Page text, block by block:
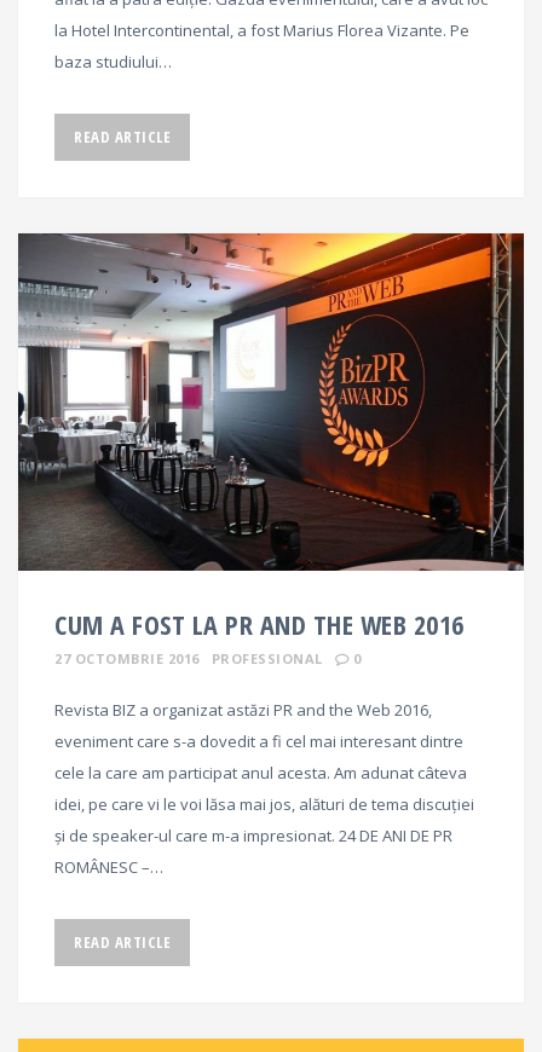
la Hotel Intercontinental, a fost Marius Florea Vizante. Pe
baza studiului…
READ ARTICLE
CUM A FOST LA PR AND THE WEB 2016
27 OCTOMBRIE 2016 PROFESSIONAL 0
Revista BIZ a organizat astăzi PR and the Web 2016,
eveniment care s-a dovedit a fi cel mai interesant dintre
cele la care am participat anul acesta. Am adunat câteva
idei, pe care vi le voi lăsa mai jos, alături de tema discuției
și de speaker-ul care m-a impresionat. 24 DE ANI DE PR
ROMÂNESC –…
READ ARTICLE